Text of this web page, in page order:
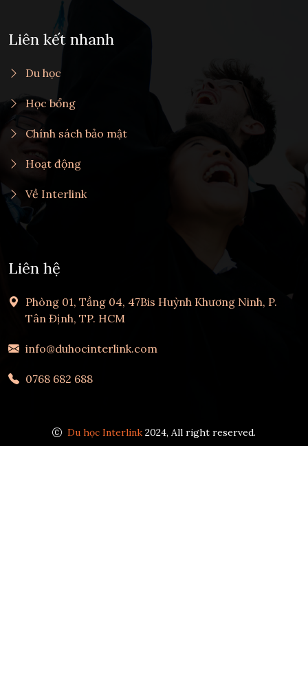
Liên kết nhanh
Du học
Học bổng
Chính sách bảo mật
Hoạt động
Về Interlink
Liên hệ
Phòng 01, Tầng 04, 47Bis Huỳnh Khương Ninh, P.
Tân Định, TP. HCM
info@duhocinterlink.com
0768 682 688
Du học Interlink 2024, All right reserved.